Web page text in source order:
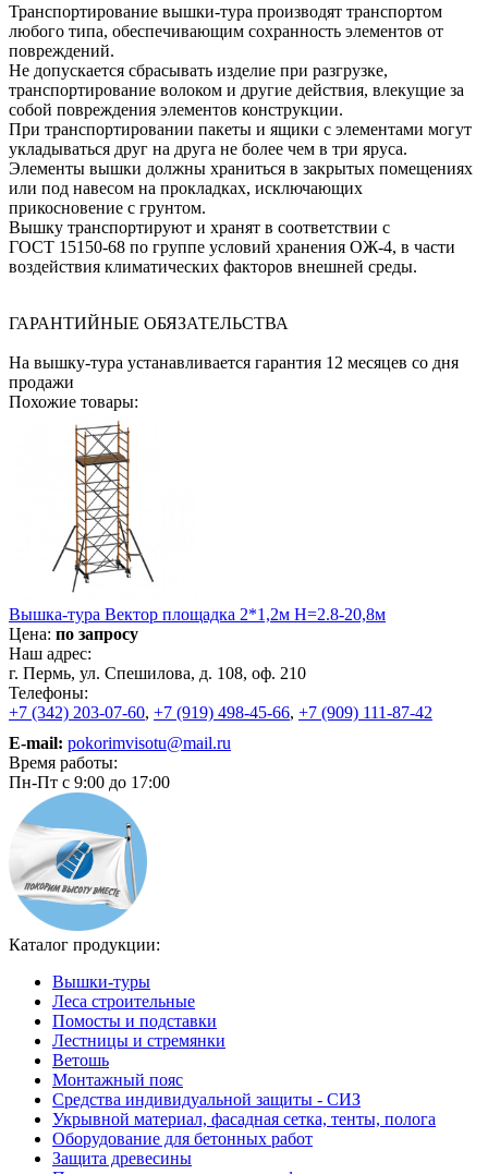
Транспортирование вышки-тура производят транспортом
любого типа, обеспечивающим сохранность элементов от
повреждений.
Не допускается сбрасывать изделие при разгрузке,
транспортирование волоком и другие действия, влекущие за
собой повреждения элементов конструкции.
При транспортировании пакеты и ящики с элементами могут
укладываться друг на друга не более чем в три яруса.
Элементы вышки должны храниться в закрытых помещениях
или под навесом на прокладках, исключающих
прикосновение с грунтом.
Вышку транспортируют и хранят в соответствии с
ГОСТ 15150-68 по группе условий хранения ОЖ-4, в части
воздействия климатических факторов внешней среды.
ГАРАНТИЙНЫЕ ОБЯЗАТЕЛЬСТВА
На вышку-тура устанавливается гарантия 12 месяцев со дня
продажи
Похожие товары:
Вышка-тура Вектор площадка 2*1,2м Н=2.8-20,8м
Цена: по запросу
Наш адрес:
г. Пермь, ул. Спешилова, д. 108, оф. 210
Телефоны:
+7 (342) 203-07-60, +7 (919) 498-45-66, +7 (909) 111-87-42
E-mail: pokorimvisotu@mail.ru
Время работы:
Пн-Пт с 9:00 до 17:00
Каталог продукции:
Вышки-туры
Леса строительные
Помосты и подставки
Лестницы и стремянки
Ветошь
Монтажный пояс
Средства индивидуальной защиты - СИЗ
Укрывной материал, фасадная сетка, тенты, полога
Оборудование для бетонных работ
Защита древесины